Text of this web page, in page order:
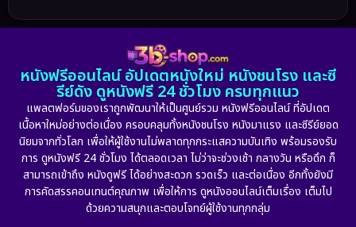
Dance เต้น
Detective สืบสวน (5)
Detective สืบสวน (56)
Disaster (10)
Disney+ (24)
1986
1985
1983
1981
1974
1971 1962
หนังฟรีออนไลน์ อัปเดตหนังใหม่ หนังชนโรง และซี
รีย์ดัง ดูหนังฟรี 24 ชั่วโมง ครบทุกแนว
แพลตฟอร์มของเราถูกพัฒนาให้เป็นศูนย์รวม หนังฟรีออนไลน์ ที่อัปเดต
เนื้อหาใหม่อย่างต่อเนื่อง ครอบคลุมทั้งหนังชนโรง หนังมาแรง และซีรีย์ยอด
นิยมจากทั่วโลก เพื่อให้ผู้ใช้งานไม่พลาดทุกกระแสความบันเทิง พร้อมรองรับ
การ ดูหนังฟรี 24 ชั่วโมง ได้ตลอดเวลา ไม่ว่าจะช่วงเช้า กลางวัน หรือดึก ก็
สามารถเข้าถึง หนังดูฟรี ได้อย่างสะดวก รวดเร็ว และต่อเนื่อง อีกทั้งยังมี
การคัดสรรคอนเทนต์คุณภาพ เพื่อให้การ ดูหนังออนไลน์เต็มเรื่อง เต็มไป
ด้วยความสนุกและตอบโจทย์ผู้ใช้งานทุกกลุ่ม